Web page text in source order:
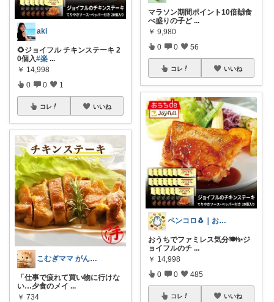
aki
🌻ジョイフル チキンステーキ 2
0個入#楽 ...
￥ 14,998
0 0 1
コレ いいね
こむぎママ がんばりすぎるママを救う
「仕事で疲れて買い物に行けな
い…夕食のメイ ...
￥ 734
マラソン期間ポイント10倍🙌食
べ盛りの子ど ...
￥ 9,980
0 0 56
コレ いいね
ペンコロ🐧｜お菓子・グルメ・ふるさと
おうちでファミレス気分🍽️✨ジ
ョイフルのチ ...
￥ 14,998
0 0 485
コレ いいね